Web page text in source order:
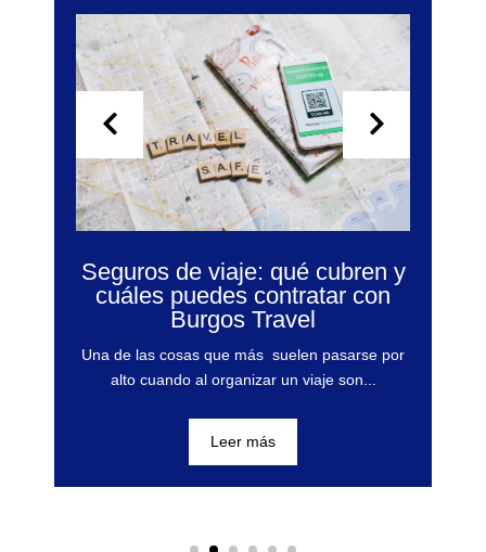
Seguros de viaje: qué cubren y
cuáles puedes contratar con
Burgos Travel
Una de las cosas que más suelen pasarse por
alto cuando al organizar un viaje son...
Leer más